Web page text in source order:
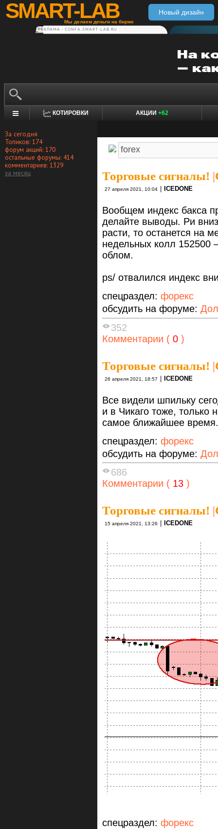
SMART-LAB
Мы делаем деньги на бирже
Новый дизайн
РЕКЛАМА • CONFA.SMART-LAB.RU
КОТИРОВКИ АКЦИИ +62
За сегодня
Топиков: 174
форум акций: 170
остальные форумы: 414
комментариев: 1329
за месяц
Торговые сигналы! |
27 апреля 2021, 10:04 ICEDONE
Вообщем индекс бакса
делайте выводы. Ри
расти, то останется на
недельных колл
облом.
ps/ отвалился индекс
спецраздел: форекс
обсудить на форуме:
352
Комментарии ( 0 )
Торговые сигналы! |
26 апреля 2021, 18:57 | ICEDONE
Все видели шпильку
и в Чикаго тоже, только
самое ближайшее время.
спецраздел: форекс
обсудить на форуме:
686
Комментарии ( 13 )
Торговые сигналы! |
15 апреля 2021, 13:26 ICEDONE
спецраздел: форекс